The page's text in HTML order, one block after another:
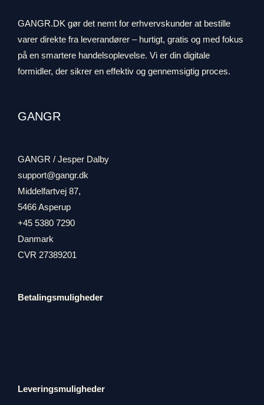
GANGR.DK gør det nemt for erhvervskunder at bestille
varer direkte fra leverandører – hurtigt, gratis og med fokus
på en smartere handelsoplevelse. Vi er din digitale
formidler, der sikrer en effektiv og gennemsigtig proces.
GANGR
GANGR / Jesper Dalby
support@gangr.dk
Middelfartvej 87,
5466 Asperup
+45 5380 7290
Danmark
CVR 27389201
Betalingsmuligheder
Leveringsmuligheder